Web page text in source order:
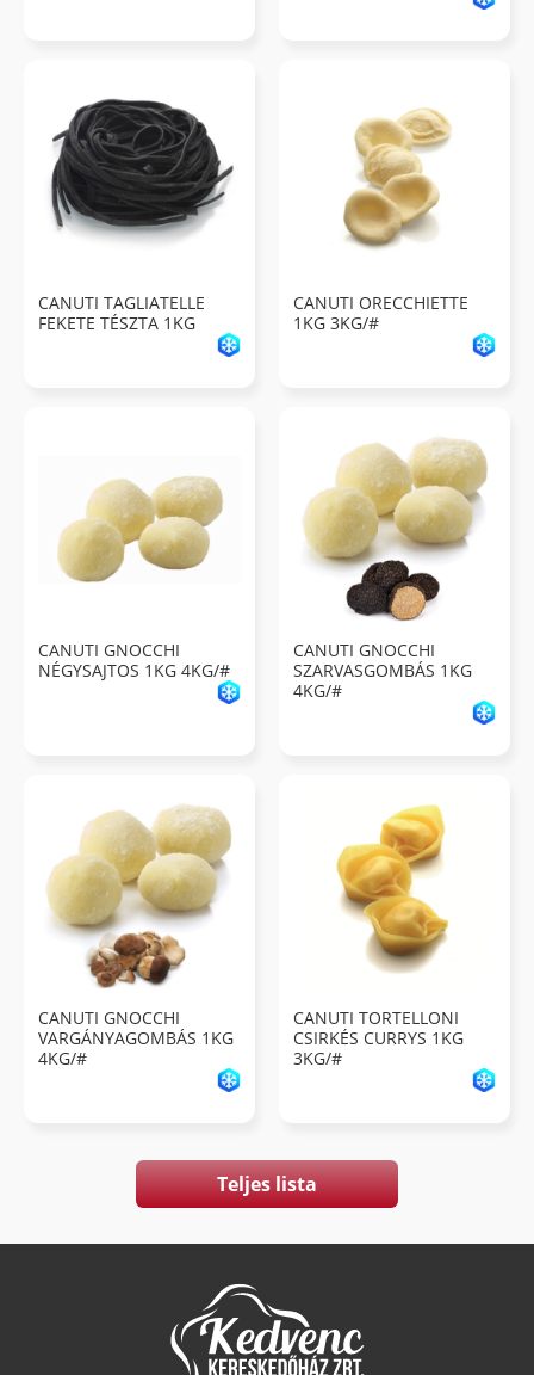
CANUTI TAGLIATELLE
FEKETE TÉSZTA 1KG
CANUTI ORECCHIETTE
1KG 3KG/#
CANUTI GNOCCHI
NÉGYSAJTOS 1KG 4KG/#
CANUTI GNOCCHI
SZARVASGOMBÁS 1KG
4KG/#
CANUTI GNOCCHI
VARGÁNYAGOMBÁS 1KG
4KG/#
CANUTI TORTELLONI
CSIRKÉS CURRYS 1KG
3KG/#
Teljes lista